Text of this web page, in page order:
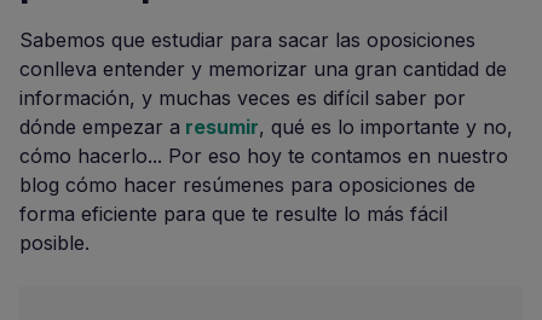
Sabemos que estudiar para sacar las oposiciones
conlleva entender y memorizar una gran cantidad de
información, y muchas veces es difícil saber por
dónde empezar a resumir, qué es lo importante y no,
cómo hacerlo... Por eso hoy te contamos en nuestro
blog cómo hacer resúmenes para oposiciones de
forma eficiente para que te resulte lo más fácil
posible.